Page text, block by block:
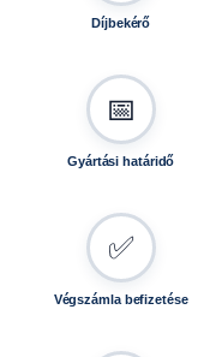
Díjbekérő
📅
Gyártási határidő
✅
Végszámla befizetése